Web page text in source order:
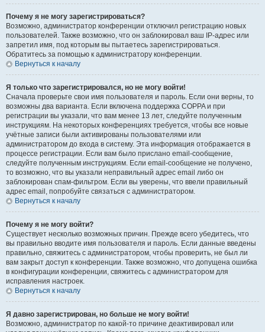
Почему я не могу зарегистрироваться?
Возможно, администратор конференции отключил регистрацию новых
пользователей. Также возможно, что он заблокировал ваш IP-адрес или
запретил имя, под которым вы пытаетесь зарегистрироваться.
Обратитесь за помощью к администратору конференции.
Вернуться к началу
Я только что зарегистрировался, но не могу войти!
Сначала проверьте свои имя пользователя и пароль. Если они верны, то
возможны два варианта. Если включена поддержка COPPA и при
регистрации вы указали, что вам менее 13 лет, следуйте полученным
инструкциям. На некоторых конференциях требуется, чтобы все новые
учётные записи были активированы пользователями или
администратором до входа в систему. Эта информация отображается в
процессе регистрации. Если вам было прислано email-сообщение,
следуйте полученным инструкциям. Если email-сообщение не получено,
то возможно, что вы указали неправильный адрес email либо он
заблокирован спам-фильтром. Если вы уверены, что ввели правильный
адрес email, попробуйте связаться с администратором.
Вернуться к началу
Почему я не могу войти?
Существует несколько возможных причин. Прежде всего убедитесь, что
вы правильно вводите имя пользователя и пароль. Если данные введены
правильно, свяжитесь с администратором, чтобы проверить, не был ли
вам закрыт доступ к конференции. Также возможно, что допущена ошибка
в конфигурации конференции, свяжитесь с администратором для
исправления настроек.
Вернуться к началу
Я давно зарегистрирован, но больше не могу войти!
Возможно, администратор по какой-то причине деактивировал или